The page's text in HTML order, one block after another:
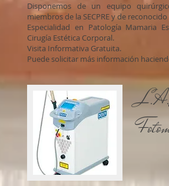
Disponemos de un equipo
miembros de la SECPRE y de
Especialidad en Patología Mamaria
Cirugía Estética Corporal.
Visita Informativa Gratuita.
Puede solicitar más información